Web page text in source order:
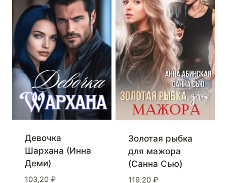
Девочка
Шархана (Инна
Деми)
103,20 ₽
Золотая рыбка
для мажора
(Санна Сью)
119,20 ₽